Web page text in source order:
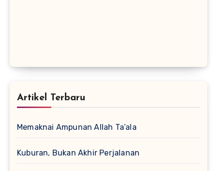
Artikel Terbaru
Memaknai Ampunan Allah Ta’ala
Kuburan, Bukan Akhir Perjalanan